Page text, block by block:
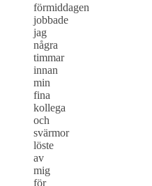
förmiddagen
jobbade
jag
några
timmar
innan
min
fina
kollega
och
svärmor
löste
av
mig
för